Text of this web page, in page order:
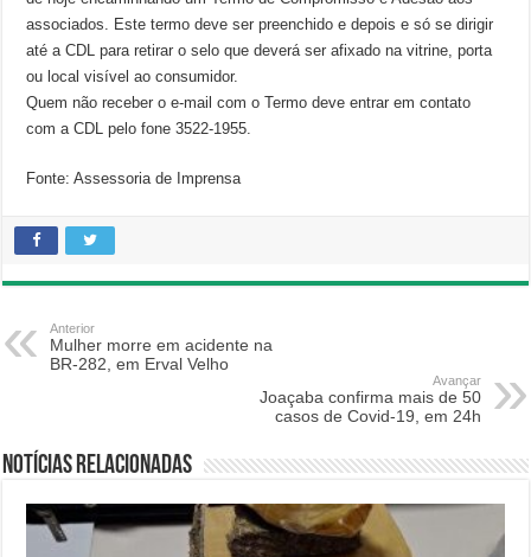
associados. Este termo deve ser preenchido e depois e só se dirigir
até a CDL para retirar o selo que deverá ser afixado na vitrine, porta
ou local visível ao consumidor.
Quem não receber o e-mail com o Termo deve entrar em contato
com a CDL pelo fone 3522-1955.
Fonte: Assessoria de Imprensa
Anterior
Mulher morre em acidente na
BR-282, em Erval Velho
Avançar
Joaçaba confirma mais de 50
casos de Covid-19, em 24h
Notícias relacionadas